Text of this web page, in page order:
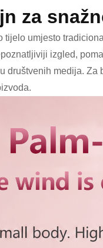
za
tijelo umjesto
izgled,
društvenih medija.